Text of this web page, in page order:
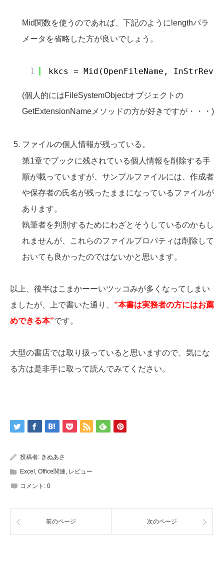
Mid関数を使うのであれば、下記のようにlengthパラ
メータを省略した方が良いでしょう。
1 kkcs = Mid(OpenFileName,
(個人的にはFileSystemObjectオブジェクトの
GetExtensionNameメソッドの方が好きですが・・・)
ファイルの個人情報が残っている。
第1章でブックに残されている個人情報を削除する手
順が載っていますが、サンプルファイルには、作成者
や保存者の氏名が残ったままになっているファイルが
あります。
執筆者を判別するためにわざとそうしているのかもし
れませんが、これらのファイルプロパティは削除して
おいても良かったのではないかと思います。
以上、後半はこまかーーいツッコみが多くなってしまい
ましたが、上で書いた通り、 “本書は実務者の方にはお薦
めできる本”です。
大型の書店では取り扱っていると思いますので、気にな
る方は是非手に取って読んでみてください。
投稿者: きぬあさ
Excel Office関連 レビュー
コメント: 0
前のページ 次のページ